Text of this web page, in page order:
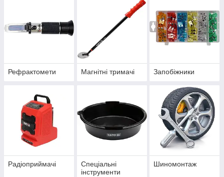
Рефрактомети Магнітні тримачі Запобіжники
Радіоприймачі
Спеціальні
інструменти
Шиномонтаж